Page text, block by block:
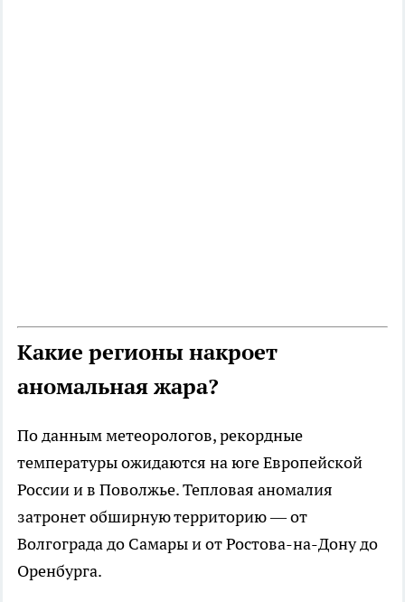
Какие регионы накроет
аномальная жара?
По данным метеорологов, рекордные
температуры ожидаются на юге Европейской
России и в Поволжье. Тепловая аномалия
затронет обширную территорию — от
Волгограда до Самары и от Ростова-на-Дону до
Оренбурга.